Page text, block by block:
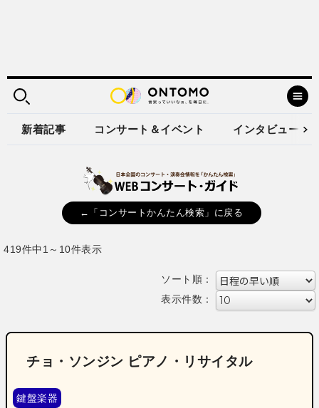
新着記事 コンサート＆イベント インタビュー
←「コンサートかんたん検索」に戻る
419件中1～10件表示
ソート順：
表示件数：
チョ・ソンジン ピアノ・リサイタル
鍵盤楽器